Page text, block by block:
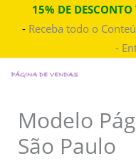
para
conteúdo
15% DE
- Receba todo o
-
Modelo
São Paulo